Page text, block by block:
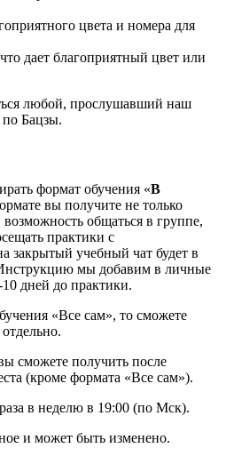
цвета и номера для
что дает благоприятный цвет или
любой, прослушавший наш
Бацзы.
формат обучения «В
вы получите не только
общаться в группе,
практики с
закрытый учебный чат будет в
мы добавим в личные
дней до практики.
«Все сам», то сможете
сможете получить после
(кроме формата «Все сам»).
в неделю в 19:00 (по Мск).
и может быть изменено.